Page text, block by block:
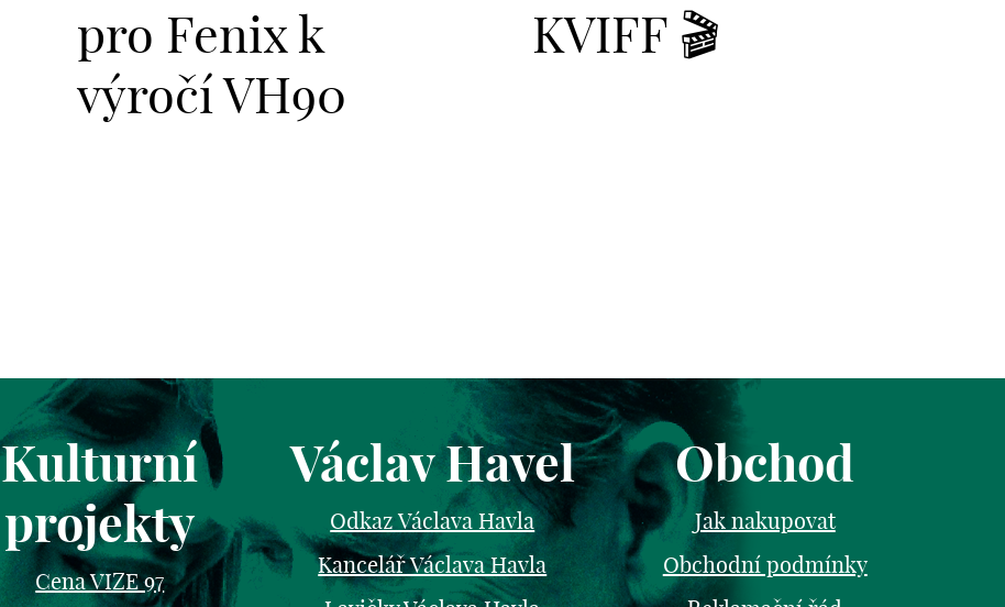
pro Fenix k
výročí VH90
KVIFF 🎬
Kulturní
projekty
Cena VIZE 97
Václav Havel
Odkaz Václava Havla
Kancelář Václava Havla
Obchod
Jak nakupovat
Obchodní podmínky